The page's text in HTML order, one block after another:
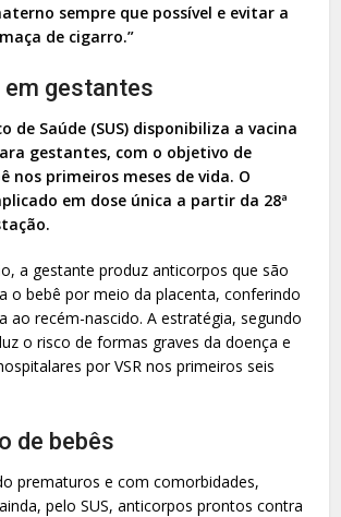
sempre que possível e evitar a
de cigarro.”
gestantes
de Saúde (SUS) disponibiliza a vacina
gestantes, com o objetivo de
nos primeiros meses de vida. O
em dose única a partir da 28ª
a gestante produz anticorpos que são
o bebê por meio da placenta, conferindo
ao recém-nascido. A estratégia, segundo
o risco de formas graves da doença e
por VSR nos primeiros seis
de bebês
prematuros e com comorbidades,
pelo SUS, anticorpos prontos contra